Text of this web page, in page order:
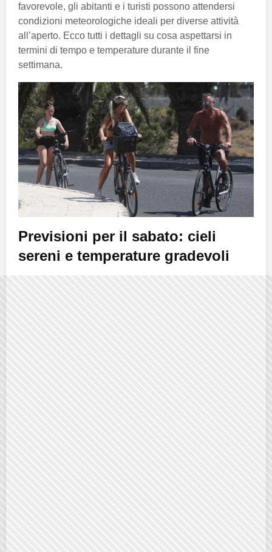
favorevole, gli abitanti e i turisti possono attendersi
condizioni meteorologiche ideali per diverse attività
all’aperto. Ecco tutti i dettagli su cosa aspettarsi in
termini di tempo e temperature durante il fine
settimana.
Previsioni per il sabato: cieli
sereni e temperature gradevoli